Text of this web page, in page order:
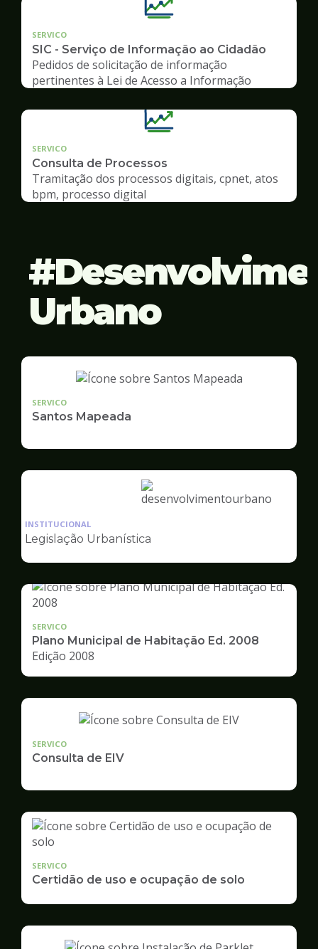
SERVICO
SIC - Serviço de Informação ao Cidadão
Pedidos de solicitação de informação
pertinentes à Lei de Acesso a Informação
SERVICO
Consulta de Processos
Tramitação dos processos digitais, cpnet, atos
bpm, processo digital
Urbano
SERVICO
Santos Mapeada
Ilustração
Desenvolvimento
Urbano
INSTITUCIONAL
Legislação Urbanística
SERVICO
Plano Municipal de Habitação Ed. 2008
Edição 2008
SERVICO
Consulta de EIV
SERVICO
Certidão de uso e ocupação de solo